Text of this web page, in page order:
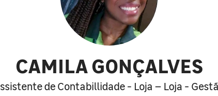
CAMILA GONÇALVES
de Contabillidade - Loja – Loja -